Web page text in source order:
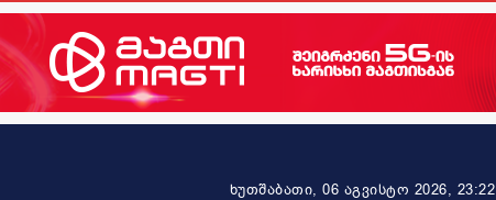
ხუთშაბათი, 06 აგვისტო 2026, 23:22